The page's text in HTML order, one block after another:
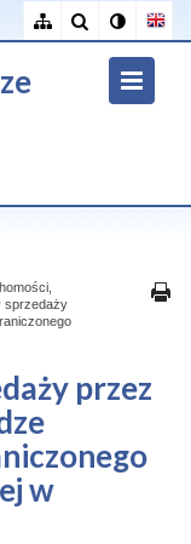
sprzedaży
przez
w